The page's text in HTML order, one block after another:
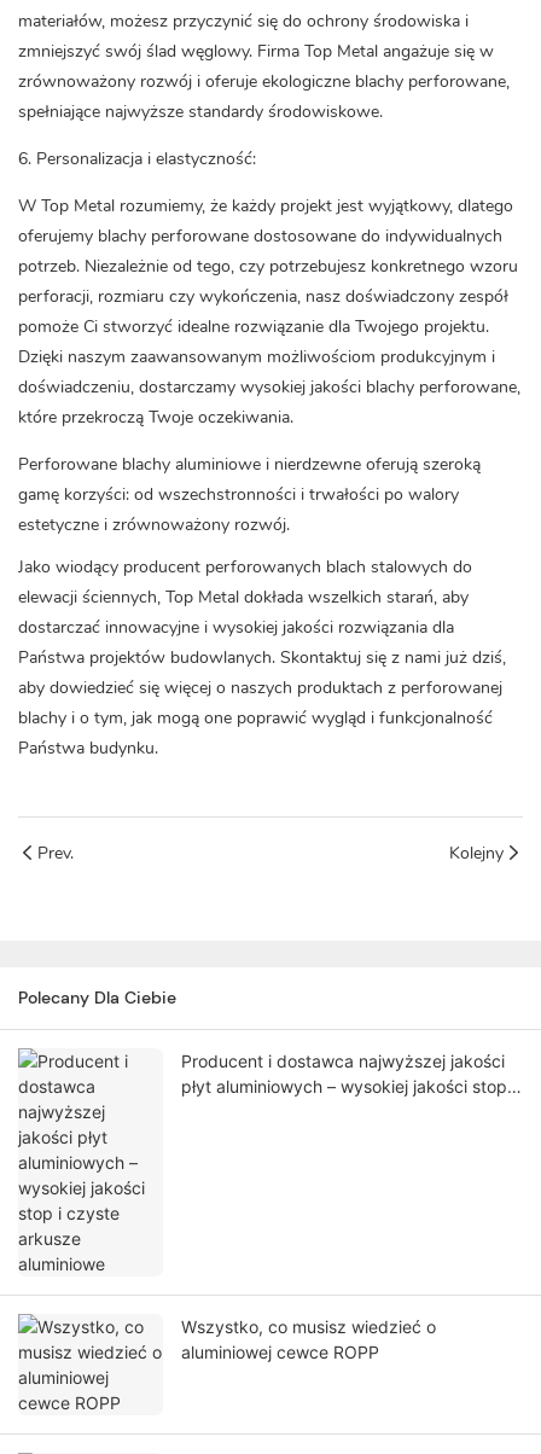
materiałów, możesz przyczynić się do ochrony środowiska i
zmniejszyć swój ślad węglowy. Firma Top Metal angażuje się w
zrównoważony rozwój i oferuje ekologiczne blachy perforowane,
spełniające najwyższe standardy środowiskowe.
6. Personalizacja i elastyczność:
W Top Metal rozumiemy, że każdy projekt jest wyjątkowy, dlatego
oferujemy blachy perforowane dostosowane do indywidualnych
potrzeb. Niezależnie od tego, czy potrzebujesz konkretnego wzoru
perforacji, rozmiaru czy wykończenia, nasz doświadczony zespół
pomoże Ci stworzyć idealne rozwiązanie dla Twojego projektu.
Dzięki naszym zaawansowanym możliwościom produkcyjnym i
doświadczeniu, dostarczamy wysokiej jakości blachy perforowane,
które przekroczą Twoje oczekiwania.
Perforowane blachy aluminiowe i nierdzewne oferują szeroką
gamę korzyści: od wszechstronności i trwałości po walory
estetyczne i zrównoważony rozwój.
Jako wiodący producent perforowanych blach stalowych do
elewacji ściennych, Top Metal dokłada wszelkich starań, aby
dostarczać innowacyjne i wysokiej jakości rozwiązania dla
Państwa projektów budowlanych. Skontaktuj się z nami już dziś,
aby dowiedzieć się więcej o naszych produktach z perforowanej
blachy i o tym, jak mogą one poprawić wygląd i funkcjonalność
Państwa budynku.
Prev. Kolejny
Polecany Dla Ciebie
Producent i dostawca najwyższej jakości
płyt aluminiowych – wysokiej jakości stop i
Wszystko, co musisz wiedzieć o
aluminiowej cewce ROPP